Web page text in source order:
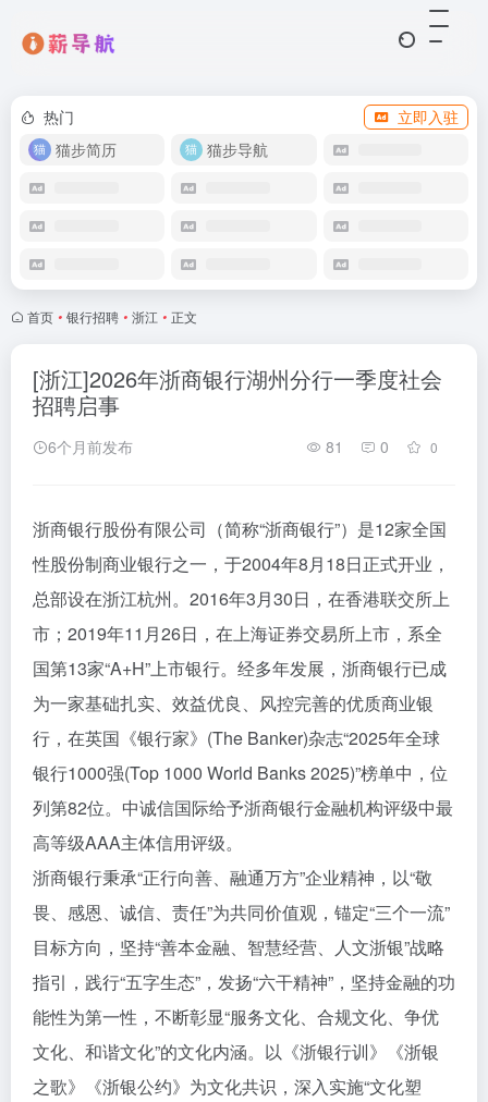
热门
立即入驻
猫步简历
猫步导航
首页 • 银行招聘 • 浙江 • 正文
[浙江]2026年浙商银行湖州分行一季度社会
招聘启事
6个月前发布 81 0 0
浙商银行股份有限公司（简称“浙商银行”）是12家全国
性股份制商业银行之一，于2004年8月18日正式开业，
总部设在浙江杭州。2016年3月30日，在香港联交所上
市；2019年11月26日，在上海证券交易所上市，系全
国第13家“A+H”上市银行。经多年发展，浙商银行已成
为一家基础扎实、效益优良、风控完善的优质商业银
行，在英国《银行家》(The Banker)杂志“2025年全球
银行1000强(Top 1000 World Banks 2025)”榜单中，位
列第82位。中诚信国际给予浙商银行金融机构评级中最
高等级AAA主体信用评级。
浙商银行秉承“正行向善、融通万方”企业精神，以“敬
畏、感恩、诚信、责任”为共同价值观，锚定“三个一流”
目标方向，坚持“善本金融、智慧经营、人文浙银”战略
指引，践行“五字生态”，发扬“六干精神”，坚持金融的功
能性为第一性，不断彰显“服务文化、合规文化、争优
文化、和谐文化”的文化内涵。以《浙银行训》《浙银
之歌》《浙银公约》为文化共识，深入实施“文化塑